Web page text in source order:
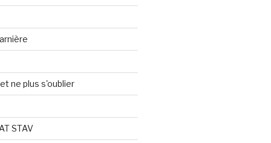
ne plus s'oublier
STAV